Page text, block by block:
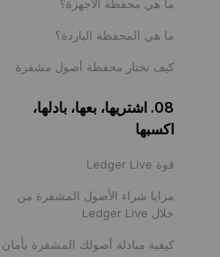
ما هي محفظة الأجهزة؟
ما هي المحفظة الباردة؟
كيف تختار محفظة أصول مشفرة
08. اشتريها، بعها، بادلها،
اكسبها
قوة Ledger Live
مزايا شراء الأصول المشفرة من
خلال Ledger Live
كيفية مبادلة أصولك المشفرة بأمان